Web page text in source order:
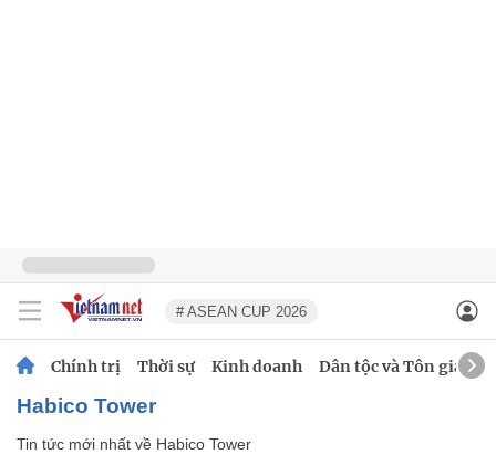
# ASEAN CUP 2026
Chính trị Thời sự Kinh doanh Dân tộc và Tôn giáo
Habico Tower
Tin tức mới nhất về Habico Tower